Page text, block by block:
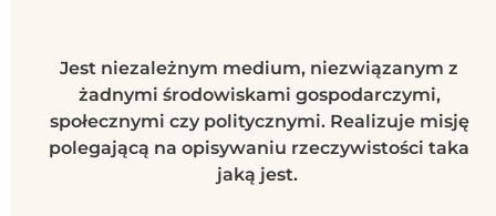
Jest niezależnym medium, niezwiązanym z
żadnymi środowiskami gospodarczymi,
społecznymi czy politycznymi. Realizuje misję
polegającą na opisywaniu rzeczywistości taka
jaką jest.